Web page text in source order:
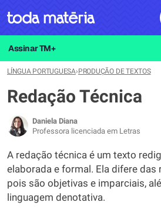
Assinar TM+
LÍNGUA PORTUGUESA›PRODUÇÃO DE TEXTOS
Redação Técnica
Daniela Diana
Professora licenciada em Letras
A redação técnica é um texto
elaborada e formal. Ela difere das
pois são objetivas e imparciais,
linguagem denotativa.